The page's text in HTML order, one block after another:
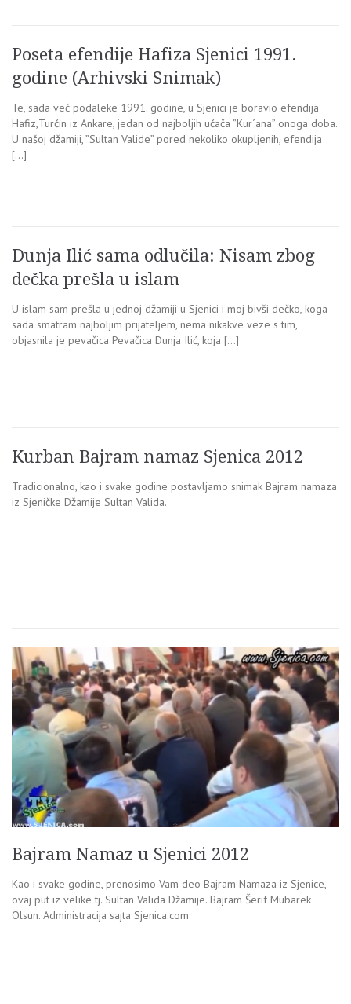
Poseta efendije Hafiza Sjenici 1991.
godine (Arhivski Snimak)
Te, sada već podaleke 1991. godine, u Sjenici je boravio efendija
Hafiz,Turčin iz Ankare, jedan od najboljih učača ”Kur´ana” onoga doba.
U našoj džamiji, ”Sultan Valide” pored nekoliko okupljenih, efendija
[…]
Dunja Ilić sama odlučila: Nisam zbog
dečka prešla u islam
U islam sam prešla u jednoj džamiji u Sjenici i moj bivši dečko, koga
sada smatram najboljim prijateljem, nema nikakve veze s tim,
objasnila je pevačica Pevačica Dunja Ilić, koja […]
Kurban Bajram namaz Sjenica 2012
Tradicionalno, kao i svake godine postavljamo snimak Bajram namaza
iz Sjeničke Džamije Sultan Valida.
Bajram Namaz u Sjenici 2012
Kao i svake godine, prenosimo Vam deo Bajram Namaza iz Sjenice,
ovaj put iz velike tj. Sultan Valida Džamije. Bajram Šerif Mubarek
Olsun. Administracija sajta Sjenica.com